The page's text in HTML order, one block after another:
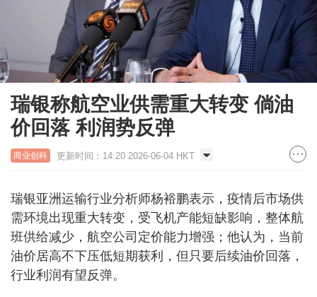
瑞银称航空业供需重大转变 倘油
价回落 利润势反弹
商业创科 更新时间：14:20 2026-06-04 HKT
瑞银亚洲运输行业分析师杨裕鹏表示，疫情后市场供
需环境出现重大转变，受飞机产能短缺影响，整体航
班供给减少，航空公司定价能力增强；他认为，当前
油价居高不下压低短期获利，但只要后续油价回落，
行业利润有望反弹。